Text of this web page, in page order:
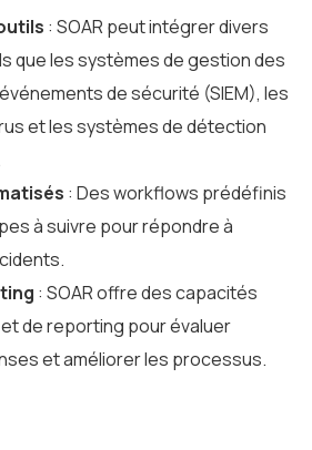
: SOAR peut intégrer divers
que les systèmes de gestion des
de sécurité (SIEM), les
et les systèmes de détection
: Des workflows prédéfinis
à suivre pour répondre à
: SOAR offre des capacités
de reporting pour évaluer
et améliorer les processus.